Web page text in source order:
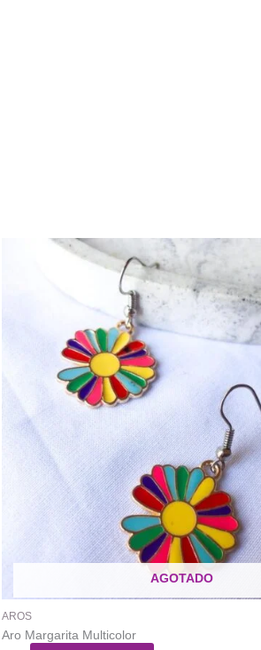
AGOTADO
AROS
Aro Margarita Multicolor